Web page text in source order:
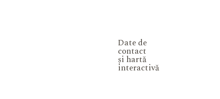
Date de
contact
și hartă
interactivă